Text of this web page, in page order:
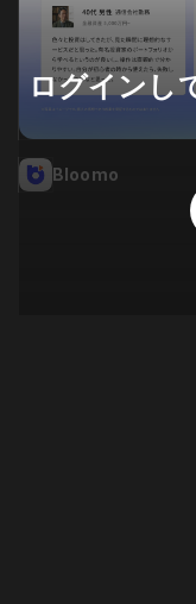
Bloomo
ログインし